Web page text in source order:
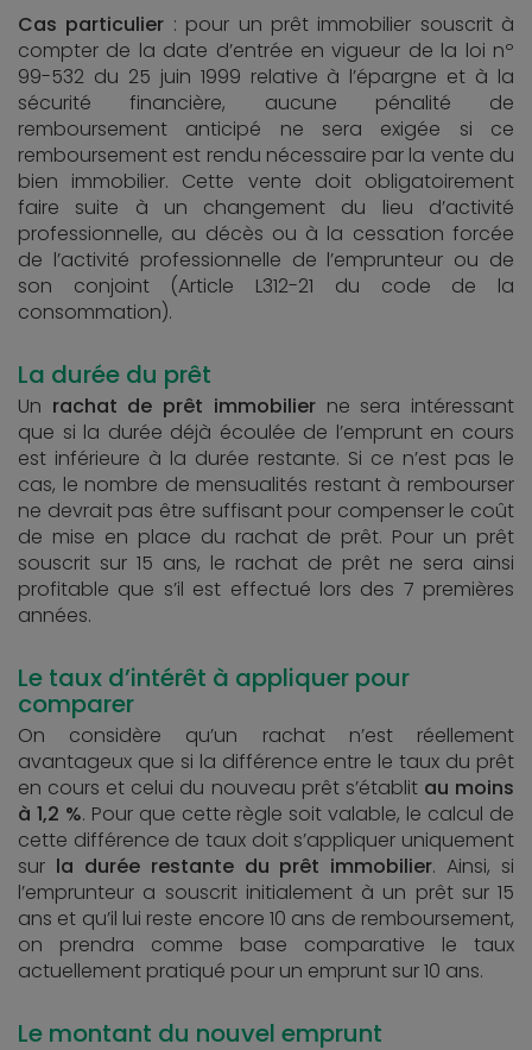
Cas particulier : pour un prêt immobilier souscrit à
compter de la date d’entrée en vigueur de la loi nº
99-532 du 25 juin 1999 relative à l’épargne et à la
sécurité financière, aucune pénalité de
remboursement anticipé ne sera exigée si ce
remboursement est rendu nécessaire par la vente du
bien immobilier. Cette vente doit obligatoirement
faire suite à un changement du lieu d’activité
professionnelle, au décès ou à la cessation forcée
de l’activité professionnelle de l’emprunteur ou de
son conjoint (Article L312-21 du code de la
consommation).
La durée du prêt
Un rachat de prêt immobilierne sera intéressant
que si la durée déjà écoulée de l’emprunt en cours
est inférieure à la durée restante. Si ce n’est pas le
cas, le nombre de mensualités restant à rembourser
ne devrait pas être suffisant pour compenser le coût
de mise en place du rachat de prêt. Pour un prêt
souscrit sur 15 ans, le rachat de prêt ne sera ainsi
profitable que s’il est effectué lors des 7 premières
années.
Le taux d’intérêt à appliquer pour
comparer
On considère qu’un rachat n’est réellement
avantageux que si la différence entre le taux du prêt
en cours et celui du nouveau prêt s’établit au moins
à 1,2 %. Pour que cette règle soit valable, le calcul de
cette différence de taux doit s’appliquer uniquement
sur la durée restante du prêt immobilier. Ainsi, si
l’emprunteur a souscrit initialement à un prêt sur 15
ans et qu’il lui reste encore 10 ans de remboursement,
on prendra comme base comparative le taux
actuellement pratiqué pour un emprunt sur 10 ans.
Le montant du nouvel emprunt